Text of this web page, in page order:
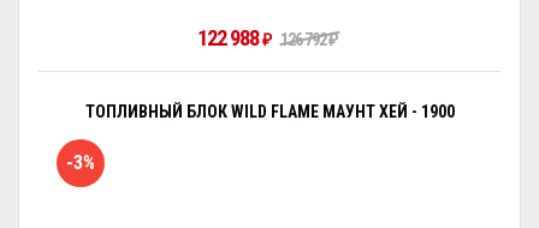
122 988 ₽ 126 792₽
ТОПЛИВНЫЙ БЛОК WILD FLAME МАУНТ ХЕЙ - 1900
-3%